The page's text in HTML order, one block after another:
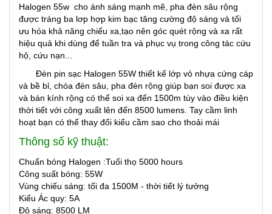
Halogen 55w cho ánh sáng mạnh mẽ, pha đèn sâu rộng
được tráng ba lơp hợp kim bạc tăng cường độ sáng và tối
ưu hóa khả năng chiếu xa,tạo nên góc quét rộng và xa rất
hiệu quả khi dùng để tuần tra và phục vụ trong công tác cứu
hộ, cứu nạn...
Đèn pin sạc Halogen 55W thiết kế lớp vỏ nhựa cứng cáp
và bề bỉ, chóa đèn sâu, pha đèn rộng giúp bạn soi được xa
và bán kính rộng có thể soi xa đến 1500m tùy vào điều kiện
thời tiết với công xuất lên đến 8500 lumens. Tay cầm linh
hoạt bạn có thể thay đổi kiểu cầm sao cho thoải mái
Thông số kỹ thuật:
Chuẩn bóng Halogen :Tuổi thọ 5000 hours
Công suất bóng: 55W
Vùng chiếu sáng: tối đa 1500M - thời tiết lý tưởng
Kiểu Ác quy: 5A
Độ sáng: 8500 LM